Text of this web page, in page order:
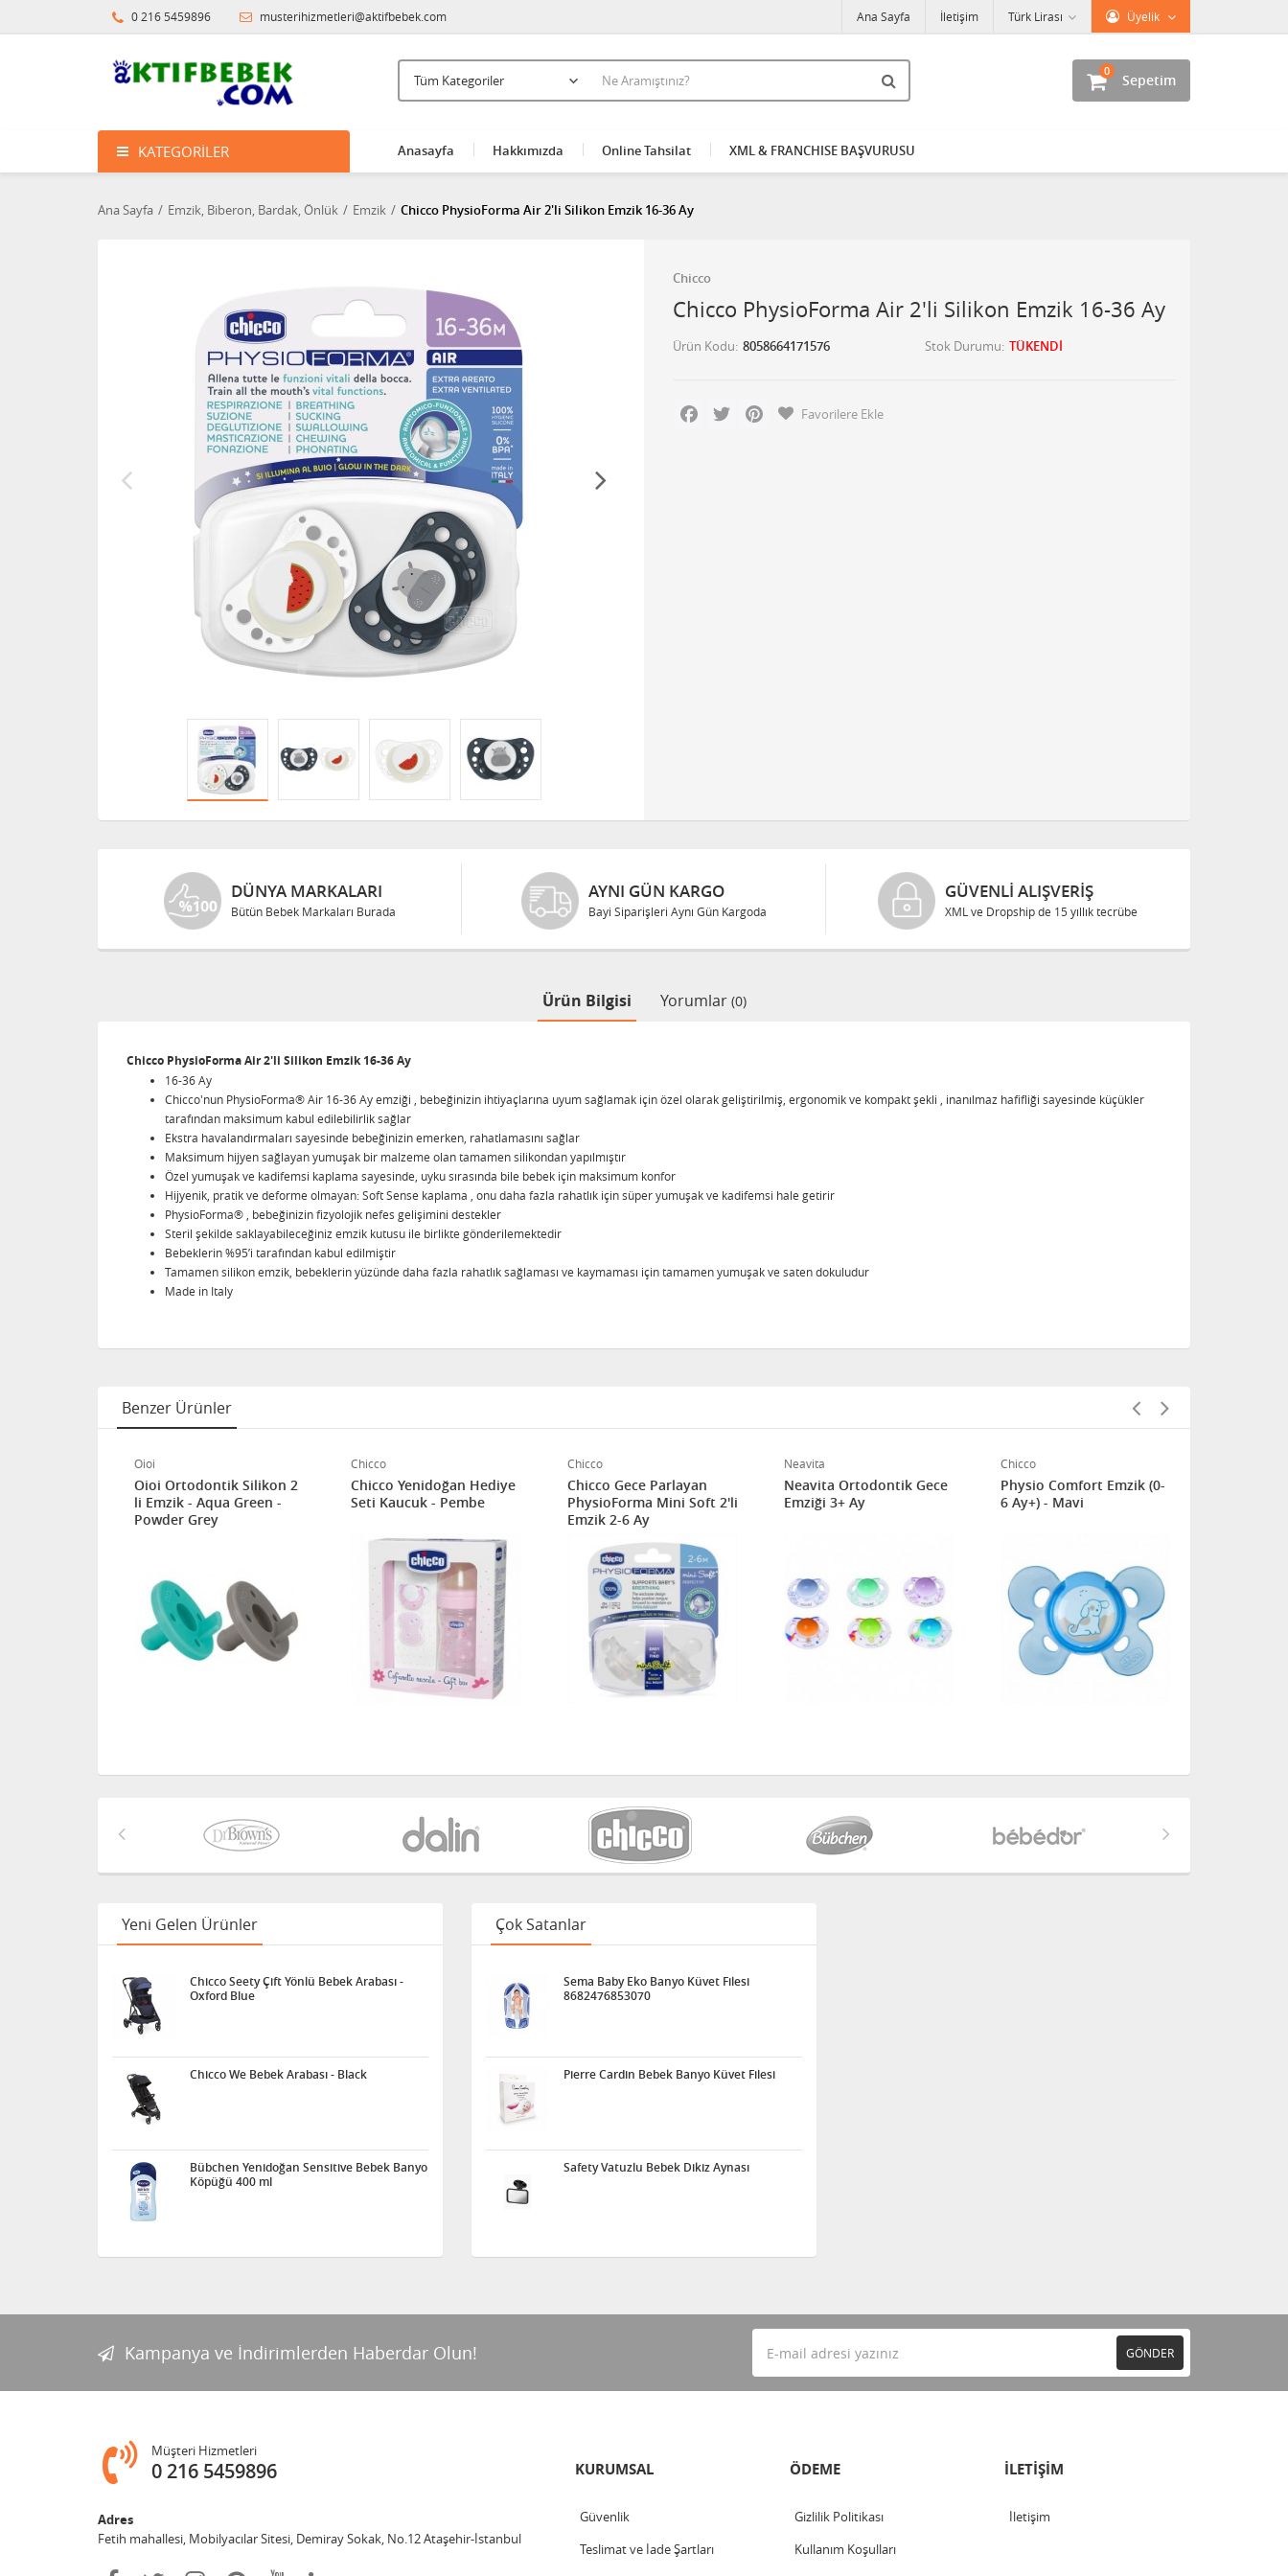
0 216 5459896 musterihizmetleri@aktifbebek.com Üyelik
Türk Lirası
Ana Sayfa İletişim
Sepetim
0
KATEGORILER Anasayfa Hakkımızda Online Tahsilat XML & FRANCHISE BAŞVURUSU
Ana Sayfa Emzik, Biberon, Bardak, Önlük Emzik Chicco PhysioForma Air 2'li Silikon Emzik 16-36 Ay
Chicco
Chicco PhysioForma Air 2'li Silikon Emzik 16-36 Ay
Ürün Kodu 8058664171576 Stok Durumu TÜKENDİ
Facebook
Twitter PinterestFavorilere Ekle
DÜNYA MARKALARI
Bütün Bebek Markaları Burada
AYNI GÜN KARGO
Bayi Siparişleri Aynı Gün Kargoda
GÜVENLI ALIŞVERIŞ
XML ve Dropship de 15 yıllık tecrübe
Ürün Bilgisi Yorumlar (0)
Chicco PhysioForma Air 2'li Silikon Emzik 16-36 Ay
16-36 Ay
Chicco'nun PhysioForma® Air 16-36 Ay emziği , bebeğinizin ihtiyaçlarına uyum sağlamak için özel olarak geliştirilmiş, ergonomik ve kompakt şekli , inanılmaz hafifliği sayesinde küçükler
tarafından maksimum kabul edilebilirlik sağlar
Ekstra havalandırmaları sayesinde bebeğinizin emerken, rahatlamasını sağlar
Maksimum hijyen sağlayan yumuşak bir malzeme olan tamamen silikondan yapılmıştır
Özel yumuşak ve kadifemsi kaplama sayesinde, uyku sırasında bile bebek için maksimum konfor
Hijyenik, pratik ve deforme olmayan: Soft Sense kaplama , onu daha fazla rahatlık için süper yumuşak ve kadifemsi hale getirir
PhysioForma® , bebeğinizin fizyolojik nefes gelişimini destekler
Steril şekilde saklayabileceğiniz emzik kutusu ile birlikte gönderilemektedir
Bebeklerin %95’i tarafından kabul edilmiştir
Tamamen silikon emzik, bebeklerin yüzünde daha fazla rahatlık sağlaması ve kaymaması için tamamen yumuşak ve saten dokuludur
Made in Italy
Benzer Ürünler
Oioi
Oioi Ortodontik Silikon 2
li Emzik - Aqua Green -
Powder Grey
Chicco
Chicco Yenidoğan Hediye
Seti Kaucuk - Pembe
Chicco
Chicco Gece Parlayan
PhysioForma Mini Soft 2'li
Emzik 2-6 Ay
Neavita
Neavita Ortodontik Gece
Emziği 3+ Ay
Chicco
Physio Comfort Emzik (0-
6 Ay+) - Mavi
Yeni Gelen Ürünler
Chicco Seety Çift Yönlü Bebek Arabası -
Oxford Blue
Chicco We Bebek Arabası - Black
Bübchen Yenidoğan Sensitive Bebek Banyo
Köpüğü 400 ml
Çok Satanlar
Sema Baby Eko Banyo Küvet Filesi
8682476853070
Pierre Cardin Bebek Banyo Küvet Filesi
Safety Vatuzlu Bebek Dikiz Aynası
Kampanya ve İndirimlerden Haberdar Olun! GÖNDER
Müşteri Hizmetleri
0 216 5459896
Adres
Fetih mahallesi, Mobilyacılar Sitesi, Demiray Sokak, No.12 Ataşehir-İstanbul
KURUMSAL
Güvenlik
Teslimat ve İade Şartları
ÖDEME
Gizlilik Politikası
Kullanım Koşulları
İLETİŞİM
İletişim